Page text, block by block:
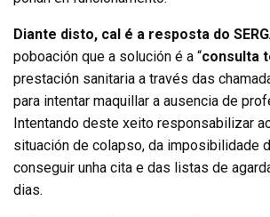
Diante disto, cal é a resposta do
poboación que a solución é a “consulta
prestación sanitaria a través das
para intentar maquillar a ausencia de
Intentando deste xeito responsabilizar
situación de colapso, da imposibilidade
conseguir unha cita e das listas de
dias.